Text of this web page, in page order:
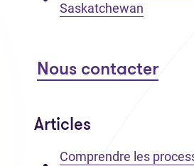
Saskatchewan
Nous contacter
Articles
Comprendre les